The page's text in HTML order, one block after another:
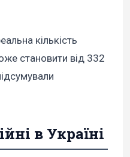
кількість
становити від 332
в Україні